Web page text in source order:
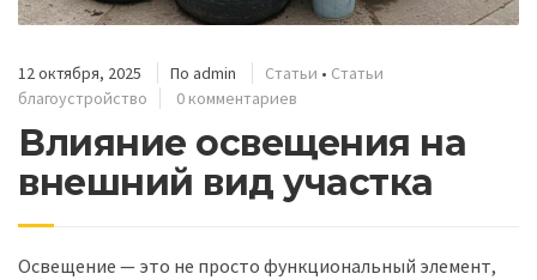
12 октября, 2025 По admin Статьи • Статьи
благоустройство
0 комментариев
Влияние освещения на
внешний вид участка
Освещение — это не просто функциональный элемент,